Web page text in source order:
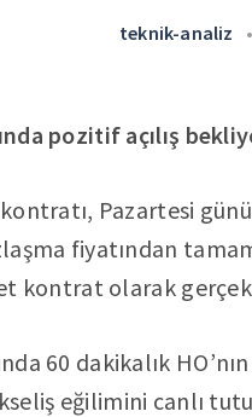
teknik-analiz •
pozitif açılış
Pazartesi
fiyatından
kontrat olarak
60 dakikalık
eğilimini canlı